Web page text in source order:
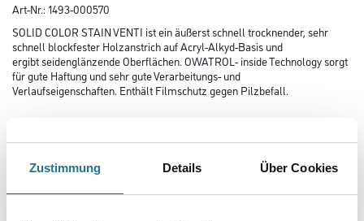
Zustimmung Details Über Cookies
Art-Nr.:1493-000570
SOLID COLOR STAIN VENTI ist ein äußerst schnell trocknender, sehr
schnell blockfester Holzanstrich auf Acryl-Alkyd-Basis und
ergibt seidenglänzende Oberflächen. OWATROL- inside Technology sorgt
für gute Haftung und sehr gute Verarbeitungs- und
Verlaufseigenschaften. Enthält Filmschutz gegen Pilzbefall.